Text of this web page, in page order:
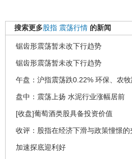
搜索更多股指 震荡行情 的新闻
锯齿形震荡暂未改下行趋势
锯齿形震荡暂未改下行趋势
午盘：沪指震荡跌0.22% 环保、农
盘中：震荡上扬 水泥行业涨幅居前
[收盘]葡萄酒类股具备投资价值
收评：股指在经济下滑与政策憧憬的
加速探底迎利好